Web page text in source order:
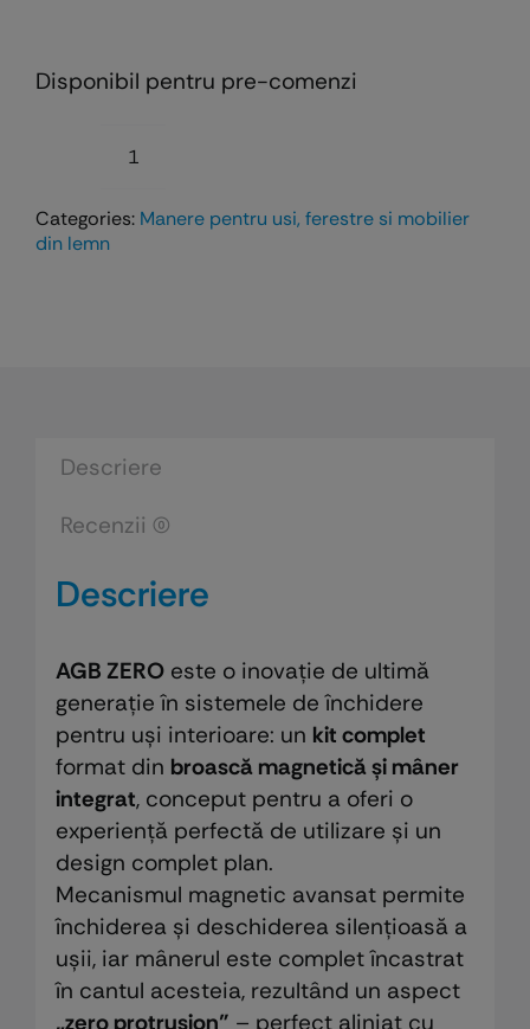
Disponibil pentru pre-comenzi
Cantitate
integrat,
minimalist
aliniat
Categories: Manere pentru usi, ferestre si mobilier
din lemn
Descriere
Recenzii (0)
Descriere
AGB ZEROeste o inovație de ultimă
generație în sistemele de închidere
pentru uși interioare: un kit complet
format din broască magnetică și mâner
integrat, conceput pentru a oferi o
experiență perfectă de utilizare și un
design complet plan.
Mecanismul magnetic avansat permite
închiderea și deschiderea silențioasă a
ușii, iar mânerul este complet încastrat
în cantul acesteia, rezultând un aspect
„zero protrusion” – perfect aliniat cu